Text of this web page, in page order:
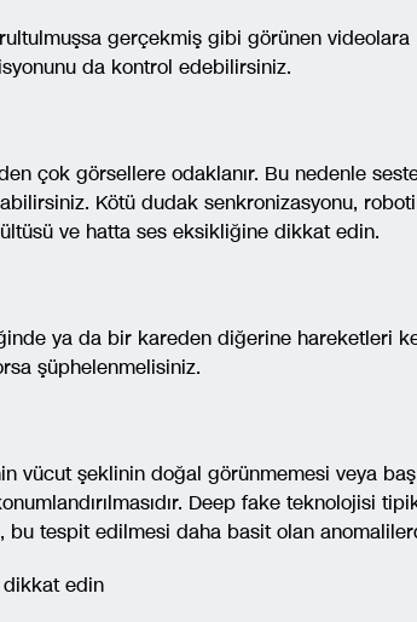
gerçekmiş gibi görünen videolara
da kontrol edebilirsiniz.
çok görsellere odaklanır. Bu nedenle
Kötü dudak senkronizasyonu,
ve hatta ses eksikliğine dikkat edin.
ya da bir kareden diğerine hareketleri
şüphelenmelisiniz.
vücut şeklinin doğal görünmemesi veya
Deep fake teknolojisi
bu tespit edilmesi daha basit olan
dikkat edin